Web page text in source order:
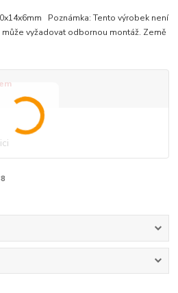
Poznámka: Tento výrobek není
vyžadovat odbornou montáž. Země